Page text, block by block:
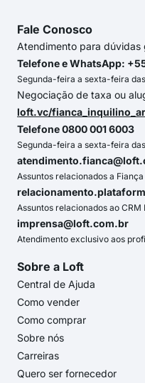
Fale Conosco
Atendimento para dúvidas
Telefone e WhatsApp:
Segunda-feira a sexta-feira
Negociação de taxa ou
loft.vc/
Telefone 0800 001 6003
Segunda-feira a sexta-feira
Assuntos relacionados a
Assuntos relacionados ao CRM
imprensa@loft.com.br
Atendimento exclusivo aos
Sobre a Loft
Central de Ajuda
Como vender
Como comprar
Sobre nós
Carreiras
Quero ser fornecedor